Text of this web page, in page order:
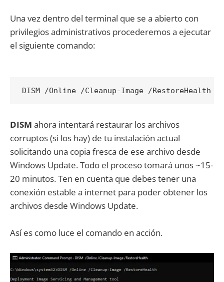
Una vez dentro del terminal que se a abierto con
privilegios administrativos procederemos a ejecutar
el siguiente comando:
DISM /Online /Cleanup-Image /RestoreHealth
DISM ahora intentará restaurar los archivos
corruptos (si los hay) de tu instalación actual
solicitando una copia fresca de ese archivo desde
Windows Update. Todo el proceso tomará unos ~15-
20 minutos. Ten en cuenta que debes tener una
conexión estable a internet para poder obtener los
archivos desde Windows Update.
Así es como luce el comando en acción.